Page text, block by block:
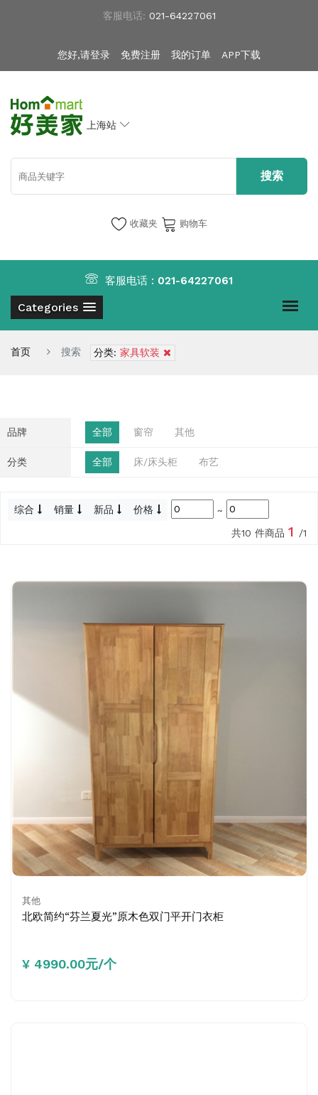
客服电话: 021-64227061
您好,请登录 免费注册 我的订单 APP下载
上海站
收藏夹 购物车
Categories
客服电话 : 021-64227061
首页 搜索 分类: 家具软装
品牌 全部 窗帘 其他
分类 全部 床/床头柜 布艺
综合 销量 新品 价格
~
共10 件商品 1 /1
其他
北欧简约“芬兰夏光”原木色双门平开门衣柜
¥ 4990.00元/个